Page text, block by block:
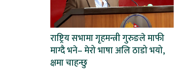
राष्ट्रिय सभामा गृहमन्त्री गुरुङले माफी
माग्दै भने– मेरो भाषा अलि ठाडो भयो,
क्षमा चाहन्छु